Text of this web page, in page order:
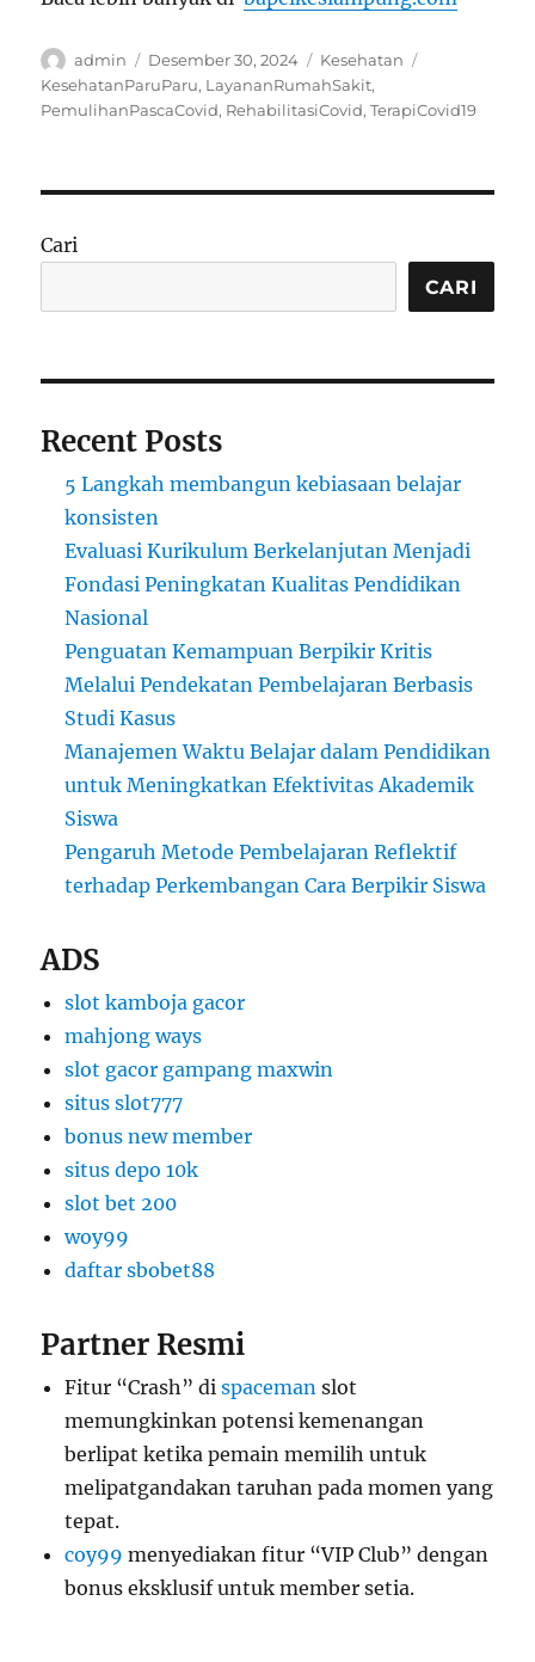
Author
admin
Posted
on
Desember 30, 2024 Categories
Kesehatan
KesehatanParuParu, LayananRumahSakit,
PemulihanPascaCovid, RehabilitasiCovid,TerapiCovid19
Cari
CARI
Recent Posts
5 Langkah membangun kebiasaan belajar
konsisten
Evaluasi Kurikulum Berkelanjutan Menjadi
Fondasi Peningkatan Kualitas Pendidikan
Nasional
Penguatan Kemampuan Berpikir Kritis
Melalui Pendekatan Pembelajaran Berbasis
Studi Kasus
Manajemen Waktu Belajar dalam Pendidikan
untuk Meningkatkan Efektivitas Akademik
Siswa
Pengaruh Metode Pembelajaran Reflektif
terhadap Perkembangan Cara Berpikir Siswa
ADS
slot kamboja gacor
mahjong ways
slot gacor gampang maxwin
situs slot777
bonus new member
situs depo 10k
slot bet 200
woy99
daftar sbobet88
Partner Resmi
Fitur “Crash” dispaceman slot
memungkinkan potensi kemenangan
berlipat ketika pemain memilih untuk
melipatgandakan taruhan pada momen yang
tepat.
coy99 menyediakan fitur “VIP Club” dengan
bonus eksklusif untuk member setia.